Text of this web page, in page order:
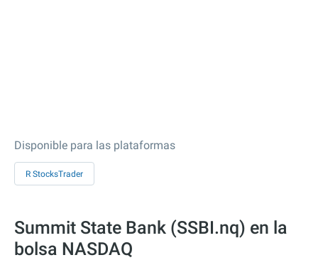
Disponible para las plataformas
R StocksTrader
Summit State Bank (SSBI.nq) en la
bolsa NASDAQ